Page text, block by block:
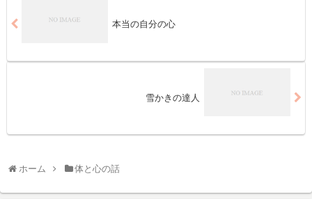
本当の自分の心
雪かきの達人
ホーム 体と心の話